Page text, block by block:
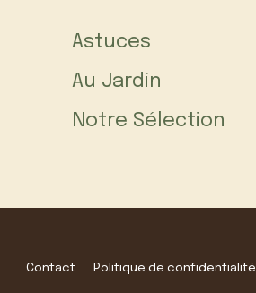
Astuces
Au Jardin
Notre Sélection
Contact Politique de confidentialité